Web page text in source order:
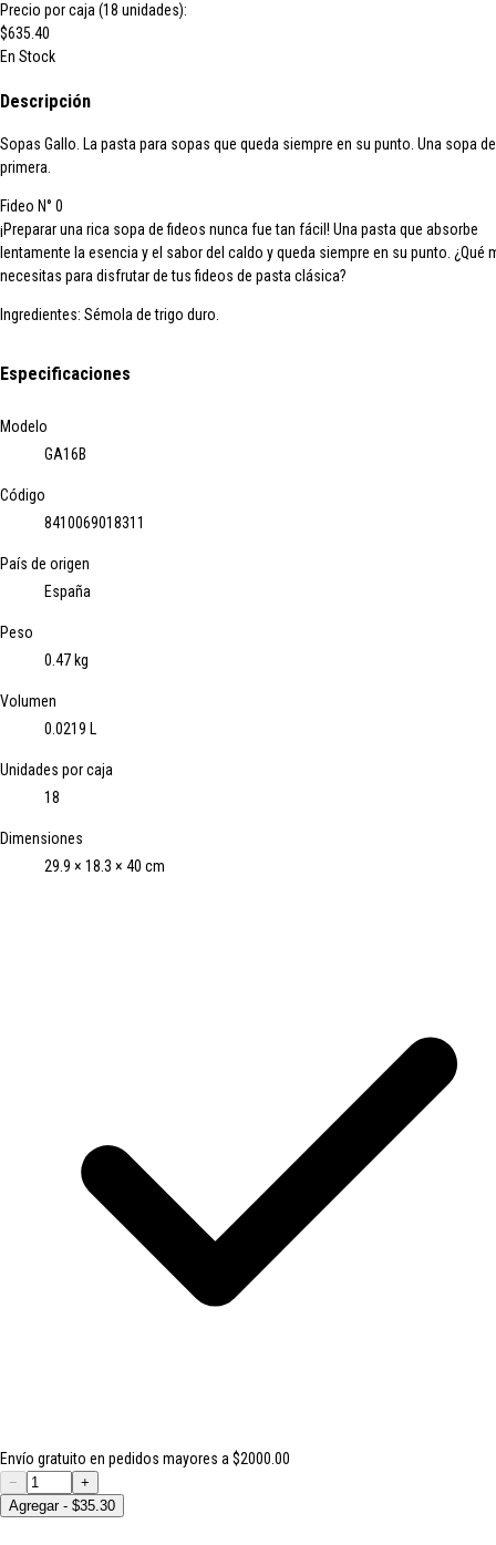
Precio por caja (18 unidades):
$635.40
En Stock
Descripción
Sopas Gallo. La pasta para sopas que queda siempre en su punto . Una sopa de
primera.
Fideo N° 0
¡Preparar una rica sopa de fideos nunca fue tan fácil! Una pasta que absorbe
lentamente la esencia y el sabor del caldo y queda siempre en su punto. ¿Qué
necesitas para disfrutar de tus fideos de pasta clásica?
Ingredientes: Sémola de trigo duro.
Especificaciones
Modelo
GA16B
Código
8410069018311
País de origen
España
Peso
0.47 kg
Volumen
0.0219 L
Unidades por caja
18
Dimensiones
29.9 × 18.3 × 40 cm
Envío gratuito en pedidos mayores a $2000.00
−
+
Agregar - $35.30